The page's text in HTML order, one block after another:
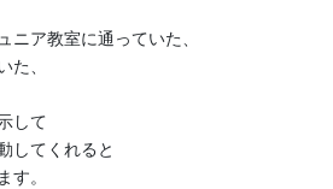
ニア教室に通っていた、
た、
して
してくれると
す。